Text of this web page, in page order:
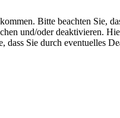
Bitte beachten Sie,
und/oder deaktivieren.
dass Sie durch eventuelles